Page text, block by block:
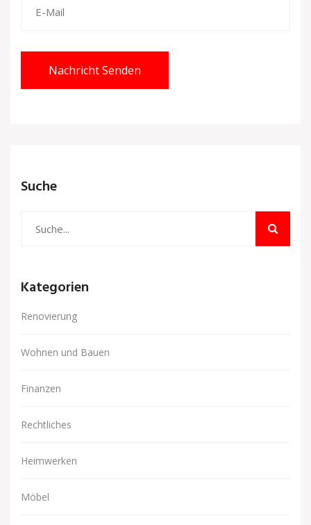
Nachricht Senden
Suche
Kategorien
Renovierung
Wohnen und Bauen
Finanzen
Rechtliches
Heimwerken
Möbel